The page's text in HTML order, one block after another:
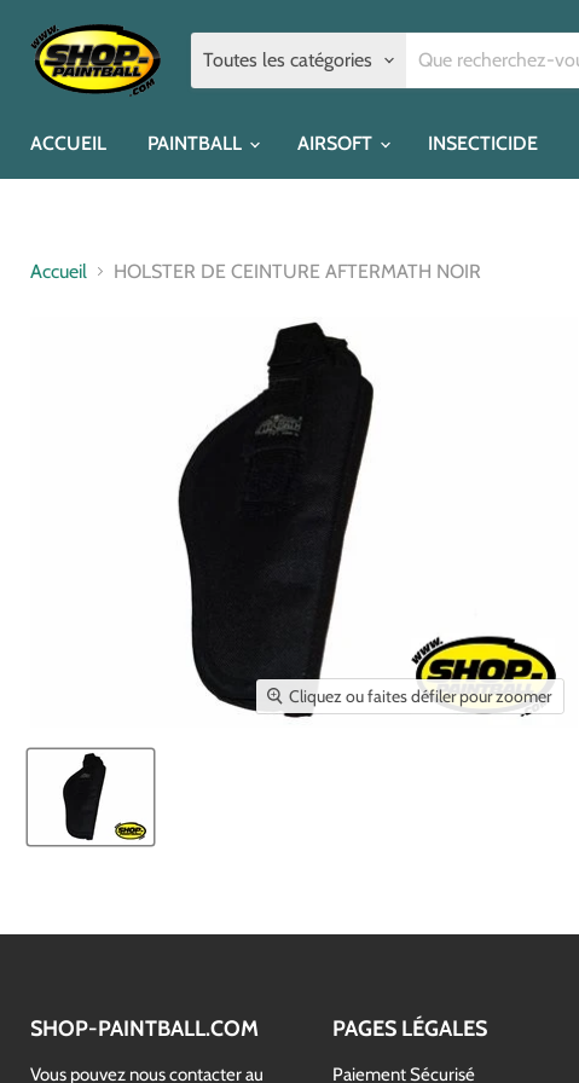
Toutes les catégories
ACCUEIL PAINTBALL AIRSOFT INSECTICIDE
Accueil HOLSTER DE CEINTURE AFTERMATH NOIR
Cliquez ou faites défiler pour zoomer
SHOP-PAINTBALL.COM
Vous pouvez nous contacter au
PAGES LÉGALES
Paiement Sécurisé